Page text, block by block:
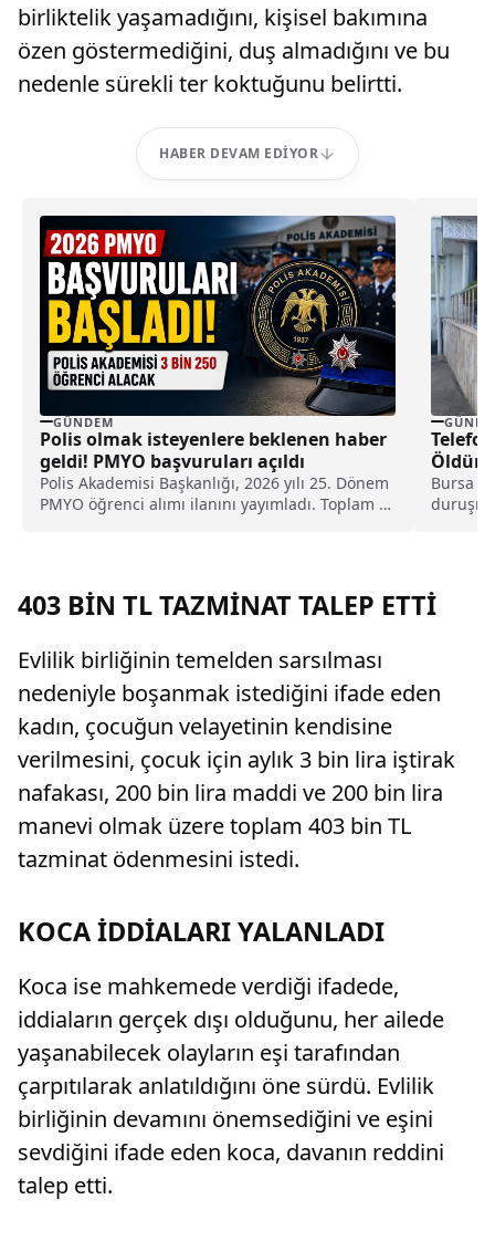
birliktelik yaşamadığını, kişisel bakımına
özen göstermediğini, duş almadığını ve bu
nedenle sürekli ter koktuğunu belirtti.
HABER DEVAM EDIYOR
GÜNDEM
Polis olmak isteyenlere beklenen haber
geldi! PMYO başvuruları açıldı
Polis Akademisi Başkanlığı, 2026 yılı 25. Dönem
PMYO öğrenci alımı ilanını yayımladı. Toplam 3
Bursa
403 BİN TL TAZMİNAT TALEP ETTİ
Evlilik birliğinin temelden sarsılması
nedeniyle boşanmak istediğini ifade eden
kadın, çocuğun velayetinin kendisine
verilmesini, çocuk için aylık 3 bin lira iştirak
nafakası, 200 bin lira maddi ve 200 bin lira
manevi olmak üzere toplam 403 bin TL
tazminat ödenmesini istedi.
KOCA İDDİALARI YALANLADI
Koca ise mahkemede verdiği ifadede,
iddiaların gerçek dışı olduğunu, her ailede
yaşanabilecek olayların eşi tarafından
çarpıtılarak anlatıldığını öne sürdü. Evlilik
birliğinin devamını önemsediğini ve eşini
sevdiğini ifade eden koca, davanın reddini
talep etti.